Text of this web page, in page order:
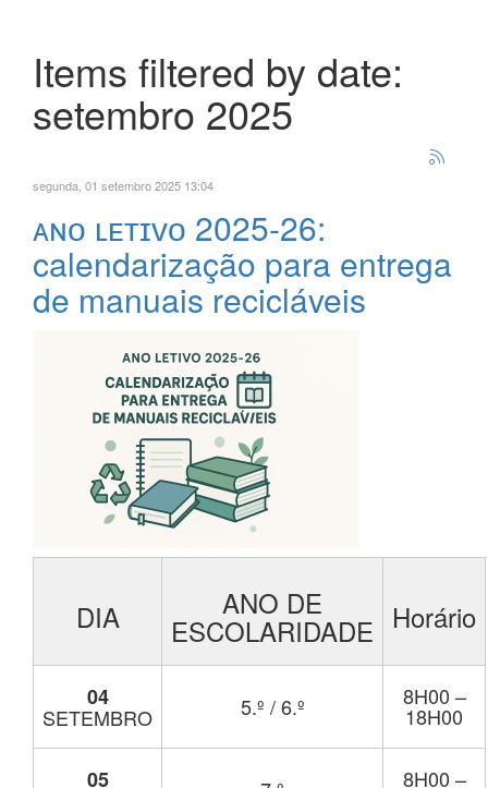
Items filtered by date:
setembro 2025
segunda, 01 setembro 2025 13:04
ᴀɴᴏ ʟᴇᴛɪᴠᴏ 2025-26:
calendarização para entrega
de manuais recicláveis
DIA ANO DE
ESCOLARIDADE Horário
04
SETEMBRO 5.º / 6.º 8H00 –
18H00
05 8H00 –